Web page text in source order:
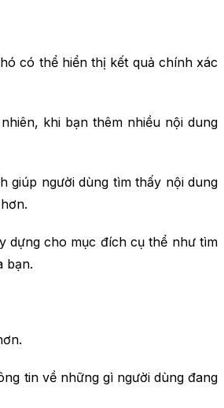
có thể hiển thị kết quả chính xác
khi bạn thêm nhiều nội dung
giúp người dùng tìm thấy nội dung
dựng cho mục đích cụ thể như tìm
bạn.
tin về những gì người dùng đang